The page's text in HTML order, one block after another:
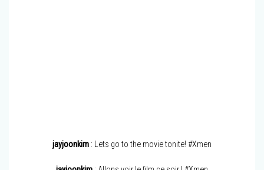
jayjoonkim : Lets go to the movie tonite! #Xmen